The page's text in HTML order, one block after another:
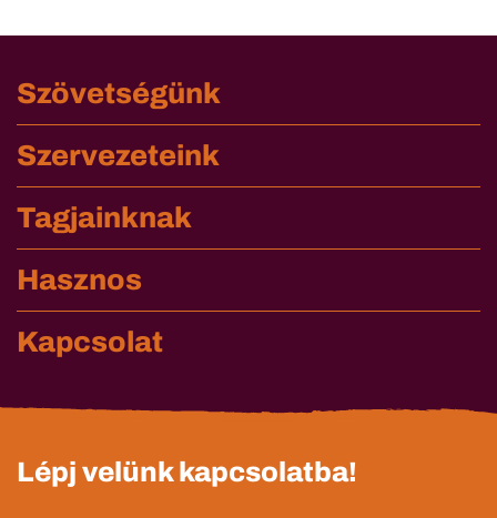
Szövetségünk
Szervezeteink
Tagjainknak
Hasznos
Kapcsolat
Lépj velünk kapcsolatba!